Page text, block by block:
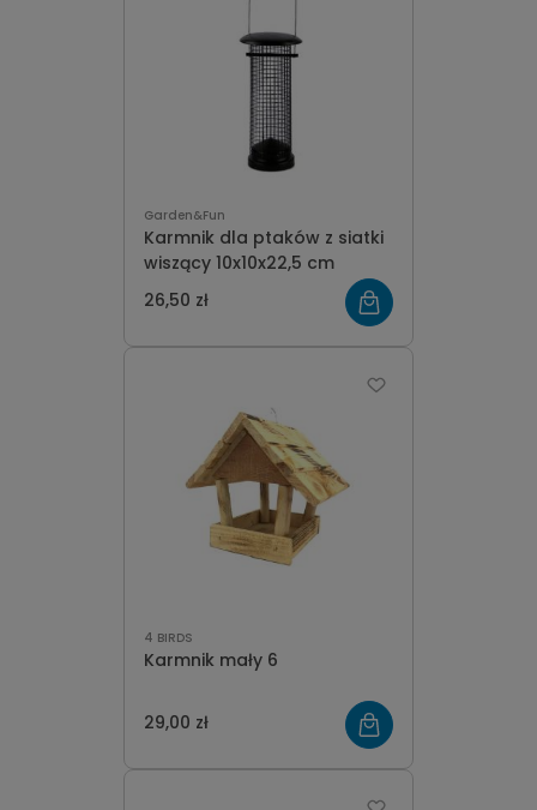
Garden&Fun
Karmnik dla ptaków z siatki
wiszący 10x10x22,5 cm
26,50 zł
4 BIRDS
Karmnik mały 6
29,00 zł